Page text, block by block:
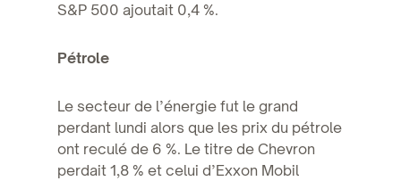
S&P 500 ajoutait 0,4 %.
Pétrole
Le secteur de l’énergie fut le grand
perdant lundi alors que les prix du pétrole
ont reculé de 6 %. Le titre de Chevron
perdait 1,8 % et celui d’Exxon Mobil